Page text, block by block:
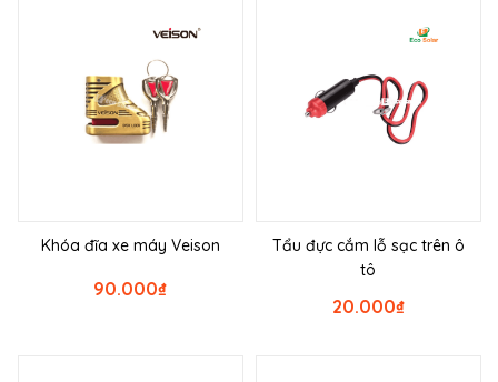
Khóa đĩa xe máy Veison
₫
90.000
Tẩu đực cắm lỗ sạc trên ô
tô
₫
20.000